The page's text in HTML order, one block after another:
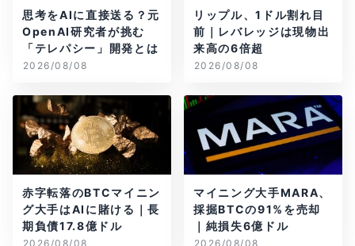
思考をAIに直接送る？元
OpenAI研究者が挑む
「テレパシー」開発とは
2026/08/08
リップル、1ドル割れ目
前｜レバレッジは現物出
来高の6倍超
2026/08/08
赤字転落のBTCマイニン
グ大手はAIに賭ける｜長
期負債17.8億ドル
2026/08/08
マイニング大手MARA、
採掘BTCの91%を売却
｜純損失6億ドル
2026/08/08